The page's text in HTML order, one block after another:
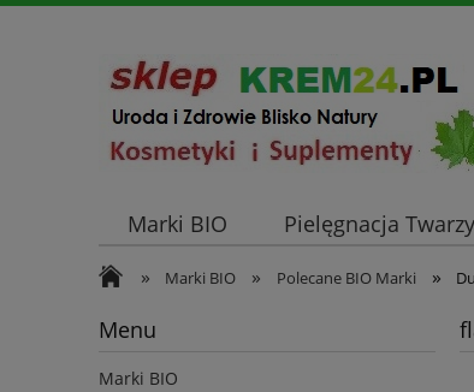
Marki BIO Pielęgnacja Twarzy
» Marki BIO » Polecane BIO Marki »
Menu
Marki BIO